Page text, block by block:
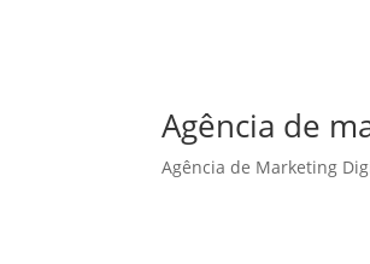
Agência de
Agência de Marketing